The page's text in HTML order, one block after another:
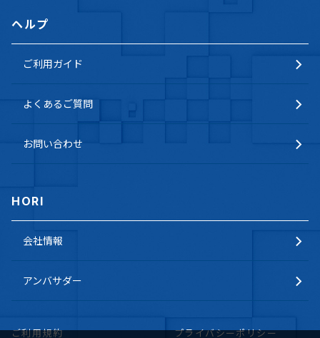
ヘルプ
ご利用ガイド
よくあるご質問
お問い合わせ
HORI
会社情報
アンバサダー
ご利用規約 プライバシーポリシー